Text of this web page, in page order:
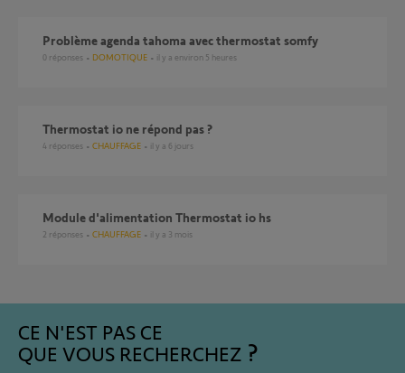
Problème agenda tahoma avec thermostat somfy
0 réponses DOMOTIQUE il y a environ 5 heures
Thermostat io ne répond pas ?
4 réponses CHAUFFAGE il y a 6 jours
Module d'alimentation Thermostat io hs
2 réponses CHAUFFAGE il y a 3 mois
CE N'EST PAS CE
QUE VOUS RECHERCHEZ